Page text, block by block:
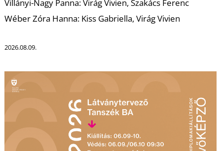
Villányi-Nagy Panna: Virág Vivien, Szakács Ferenc
Wéber Zóra Hanna: Kiss Gabriella, Virág Vivien
2026.08.09.